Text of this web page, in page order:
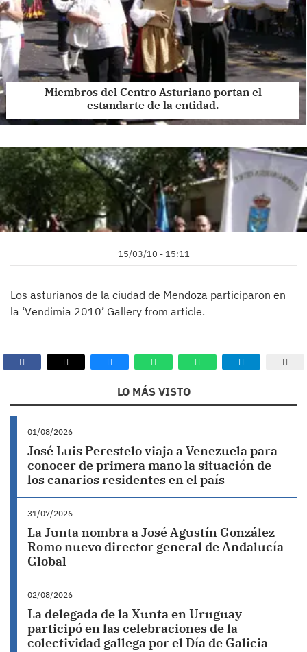
Miembros del Centro Asturiano portan el
estandarte de la entidad.
15/03/10 - 15:11
Los asturianos de la ciudad de Mendoza participaron en
la ‘Vendimia 2010’ Gallery from article.
LO MÁS VISTO
01/08/2026
José Luis Perestelo viaja a Venezuela para
conocer de primera mano la situación de
los canarios residentes en el país
31/07/2026
La Junta nombra a José Agustín González
Romo nuevo director general de Andalucía
Global
02/08/2026
La delegada de la Xunta en Uruguay
participó en las celebraciones de la
colectividad gallega por el Día de Galicia